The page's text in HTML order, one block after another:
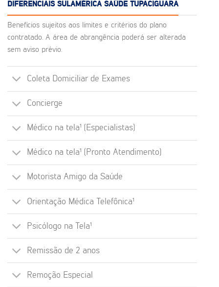
DIFERENCIAIS SULAMÉRICA SAÚDE TUPACIGUARA
Benefícios sujeitos aos limites e critérios do plano
contratado. A área de abrangência poderá ser alterada
sem aviso prévio.
Coleta Domiciliar de Exames
Concierge
Médico na tela¹ (Especialistas)
Médico na tela¹ (Pronto Atendimento)
Motorista Amigo da Saúde
Orientação Médica Telefônica¹
Psicólogo na Tela¹
Remissão de 2 anos
Remoção Especial